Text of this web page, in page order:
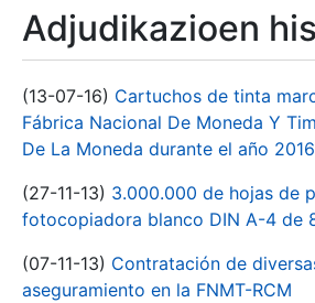
Adjudikazioen
(13-07-16) Cartuchos de tinta
Fábrica Nacional De Moneda Y
De La Moneda durante el año 2016
(27-11-13) 3.000.000 de hojas de
fotocopiadora blanco DIN A-4 de
(07-11-13) Contratación de
aseguramiento en la FNMT-RCM